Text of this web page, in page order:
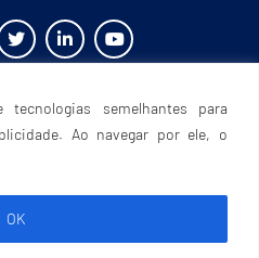
semelhantes para
Ao navegar por ele, o
OK